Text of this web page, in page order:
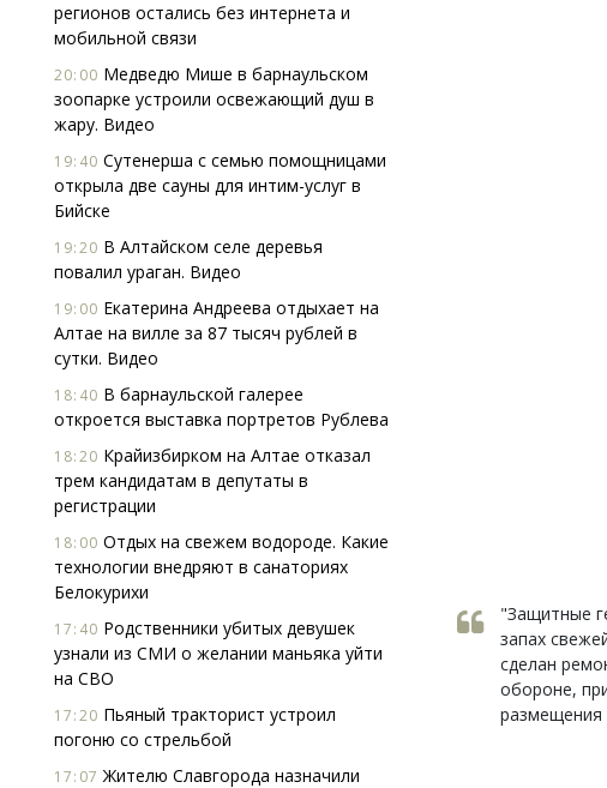
регионов остались без интернета и
мобильной связи
20:00 Медведю Мише в барнаульском
зоопарке устроили освежающий душ в
жару. Видео
19:40 Сутенерша с семью помощницами
открыла две сауны для интим-услуг в
Бийске
19:20 В Алтайском селе деревья
повалил ураган. Видео
19:00 Екатерина Андреева отдыхает на
Алтае на вилле за 87 тысяч рублей в
сутки. Видео
18:40 В барнаульской галерее
откроется выставка портретов Рублева
18:20 Крайизбирком на Алтае отказал
трем кандидатам в депутаты в
регистрации
18:00 Отдых на свежем водороде. Какие
технологии внедряют в санаториях
Белокурихи
17:40 Родственники убитых девушек
узнали из СМИ о желании маньяка уйти
на СВО
17:20 Пьяный тракторист устроил
погоню со стрельбой
17:07 Жителю Славгорода назначили
"Защитные
запах
сделан
обороне,
размещения